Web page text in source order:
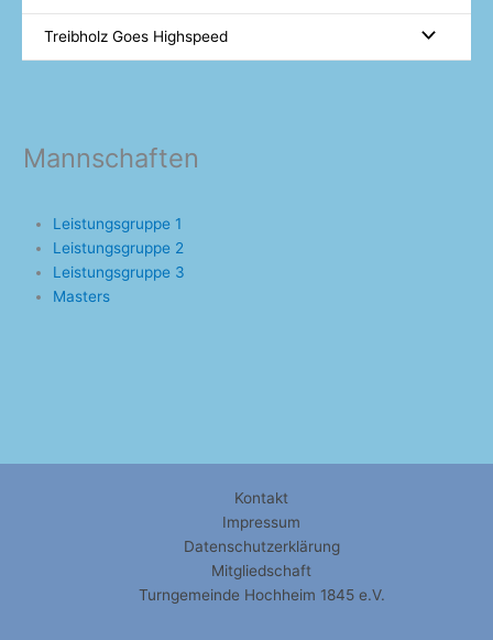
Treibholz Goes Highspeed
Mannschaften
Leistungsgruppe 1
Leistungsgruppe 2
Leistungsgruppe 3
Masters
Kontakt
Impressum
Datenschutzerklärung
Mitgliedschaft
Turngemeinde Hochheim 1845 e.V.